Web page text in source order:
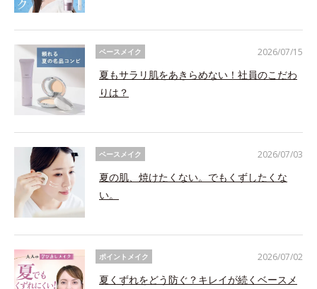
ベースメイク
夏もサラリ肌をあきらめない！社員のこだわ
りは？
2026/07/15
ベースメイク
夏の肌、焼けたくない。でもくずしたくな
い。
2026/07/03
ポイントメイク
夏くずれをどう防ぐ？キレイが続くベースメ
2026/07/02